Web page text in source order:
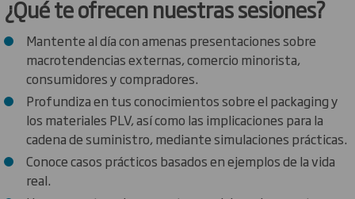
¿Qué te ofrecen nuestras sesiones?
Mantente al día con amenas presentaciones sobre
macrotendencias externas, comercio minorista,
consumidores y compradores.
Profundiza en tus conocimientos sobre el packaging y
los materiales PLV, así como las implicaciones para la
cadena de suministro, mediante simulaciones prácticas.
Conoce casos prácticos basados en ejemplos de la vida
real.